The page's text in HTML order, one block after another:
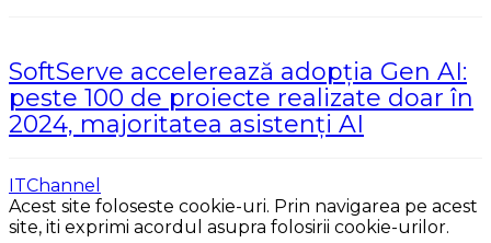
SoftServe accelerează adopția Gen AI:
peste 100 de proiecte realizate doar în
2024, majoritatea asistenți AI
ITChannel
Acest site foloseste cookie-uri. Prin navigarea pe acest
site, iti exprimi acordul asupra folosirii cookie-urilor.